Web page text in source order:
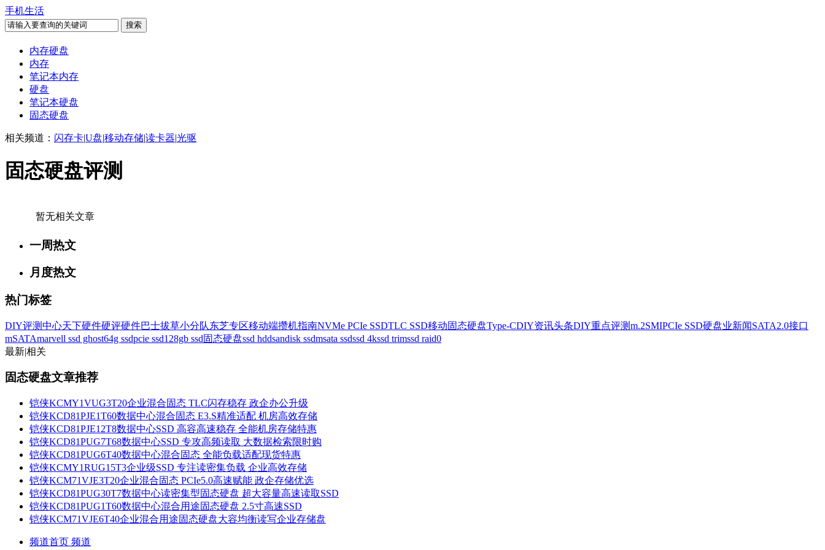
手机生活
内存硬盘
内存
笔记本内存
硬盘
笔记本硬盘
固态硬盘
相关频道： 闪存卡|U盘|移动存储|读卡器|光驱
固态硬盘评测
暂无相关文章
一周热文
月度热文
热门标签
DIY评测中心天下硬件硬评硬件巴士拔草小分队东芝专区移动端攒机指南NVMe PCIe SSDTLC SSD移动固态硬盘Type-CDIY资讯头条DIY重点评测m.2SMIPCIe SSD硬盘业新闻SATA2.0接口
mSATAmarvell ssd ghost64g ssdpcie ssd128gb ssd固态硬盘ssd hddsandisk ssdmsata ssdssd 4kssd trimssd raid0
最新|相关
固态硬盘文章推荐
铠侠KCMY1VUG3T20企业混合固态 TLC闪存稳存 政企办公升级
铠侠KCD81PJE1T60数据中心混合固态 E3.S精准适配 机房高效存储
铠侠KCD81PJE12T8数据中心SSD 高容高速稳存 全能机房存储特惠
铠侠KCD81PUG7T68数据中心SSD 专攻高频读取 大数据检索限时购
铠侠KCD81PUG6T40数据中心混合固态 全能负载适配现货特惠
铠侠KCMY1RUG15T3企业级SSD 专注读密集负载 企业高效存储
铠侠KCM71VJE3T20企业混合固态 PCIe5.0高速赋能 政企存储优选
铠侠KCD81PUG30T7数据中心读密集型固态硬盘 超大容量高速读取SSD
铠侠KCD81PUG1T60数据中心混合用途固态硬盘 2.5寸高速SSD
铠侠KCM71VJE6T40企业混合用途固态硬盘大容均衡读写企业存储盘
频道首页 频道